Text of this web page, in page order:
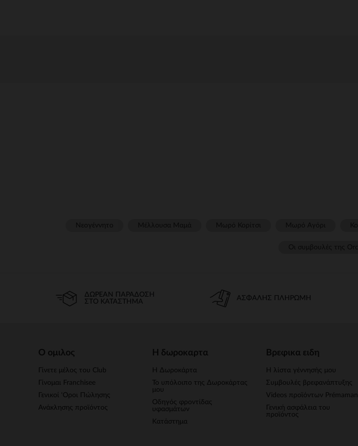
ΔΩΡΕΆΝ ΠΑΡΆΔΟΣΗ
ΣΤΟ ΚΑΤΆΣΤΗΜΑ
ΑΣΦΑΛΉΣ ΠΛΗΡΩΜΉ
Ο ομιλος
Γίνετε μέλος του Club
Γίνομαι Franchisee
Γενικοί 'Οροι Πώλησης
Ανάκλησης προϊόντος
Η δωροκαρτα
Η Δωροκάρτα
Το υπόλοιπο της Δωροκάρτας
μου
Οδηγός φροντίδας
υφασμάτων
Κατάστημα
Βρεφικα ειδη
Η λίστα γέννησής μου
Συμβουλές βρεφανάπτυξης
Videos προϊόντων Prémaman
Γενική ασφάλεια του
προϊόντος